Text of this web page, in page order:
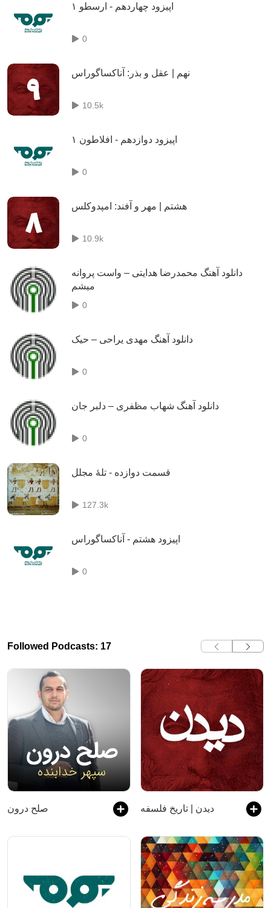
اپیزود چهاردهم - ارسطو ۱
0
نهم | عقل و بذر: آناکساگوراس
10.5k
اپیزود دوازدهم - افلاطون ۱
0
هشتم | مهر و آفند: امپدوکلس
10.9k
دانلود آهنگ محمدرضا هدایتی – واست پروانه
میشم
0
دانلود آهنگ مهدی یراحی – حیک
0
دانلود آهنگ شهاب مظفری – دلبر جان
0
قسمت دوازده - تلهٔ مجلل
127.3k
اپیزود هشتم - آناکساگوراس
0
Followed Podcasts: 17
صلح درون دیدن | تاریخ فلسفه